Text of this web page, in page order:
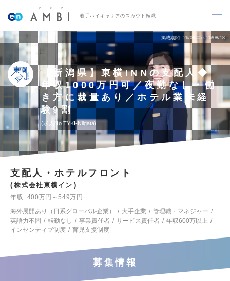
若手ハイキャリアのスカウト転職
掲載期間 26/08/05～26/08/18
【新潟県】東横INNの支配人◆
年収1000万円可／夜勤なし・働
き方に裁量あり／ホテル業未経
験9割
求人No.TYKI-Niigata
支配人・ホテルフロント
株式会社東横イン
年収
400万円～549万円
海外展開あり（日系グローバル企業）
大手企業
管理職・マネジャー
英語力不問
転勤なし 事業責任者 サービス責任者
年収600万以上
インセンティブ制度
育児支援制度
募集情報